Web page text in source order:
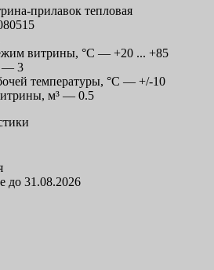
прилавок тепловая
витрины, °C — +20 ... +85
— 3
температуры, °С — +/-10
м³ — 0.5
до 31.08.2026